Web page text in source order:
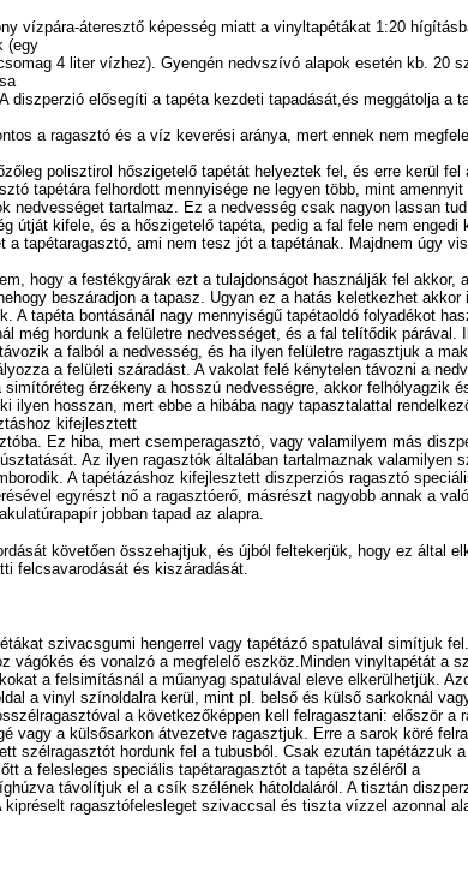
vízpára-áteresztő képesség miatt a vinyltapétákat 1:20
(egy
4 liter vízhez). Gyengén nedvszívó alapok esetén kb. 20
diszperzió elősegíti a tapéta kezdeti tapadását,és meggátolja a
a ragasztó és a víz keverési aránya, mert ennek nem
polisztirol hőszigetelő tapétát helyeztek fel, és erre kerül fel
tapétára felhordott mennyisége ne legyen több, mint
nedvességet tartalmaz. Ez a nedvesség csak nagyon lassan
útját kifele, és a hőszigetelő tapéta, pedig a fal fele nem
a tapétaragasztó, ami nem tesz jót a tapétának. Majdnem úgy
hogy a festékgyárak ezt a tulajdonságot használják fel akkor,
beszáradjon a tapasz. Ugyan ez a hatás keletkezhet
A tapéta bontásánál nagy mennyiségű tapétaoldó folyadékot
még hordunk a felületre nedvességet, és a fal telítődik
a falból a nedvesség, és ha ilyen felületre ragasztjuk a
a felületi száradást. A vakolat felé kénytelen távozni a
simítóréteg érzékeny a hosszú nedvességre, akkor felhólyagzik
ilyen hosszan, mert ebbe a hibába nagy tapasztalattal
kifejlesztett
Ez hiba, mert csemperagasztó, vagy valamilyem más
Az ilyen ragasztók általában tartalmaznak valamilyen
A tapétázáshoz kifejlesztett diszperziós ragasztó
egyrészt nő a ragasztóerő, másrészt nagyobb annak a
jobban tapad az alapra.
követően összehajtjuk, és újból feltekerjük, hogy ez által
felcsavarodását és kiszáradását.
szivacsgumi hengerrel vagy tapétázó spatulával simítjuk
vágókés és vonalzó a megfelelő eszköz.Minden vinyltapétát a
a felsimításnál a műanyag spatulával eleve elkerülhetjük.
a vinyl színoldalra kerül, mint pl. belső és külső sarkoknál
a következőképpen kell felragasztani: először a
vagy a külsősarkon átvezetve ragasztjuk. Erre a sarok köré
szélragasztót hordunk fel a tubusból. Csak ezután tapétázzuk
a felesleges speciális tapétaragasztót a tapéta széléről a
távolítjuk el a csík szélének hátoldaláról. A tisztán
ragasztófelesleget szivaccsal és tiszta vízzel azonnal